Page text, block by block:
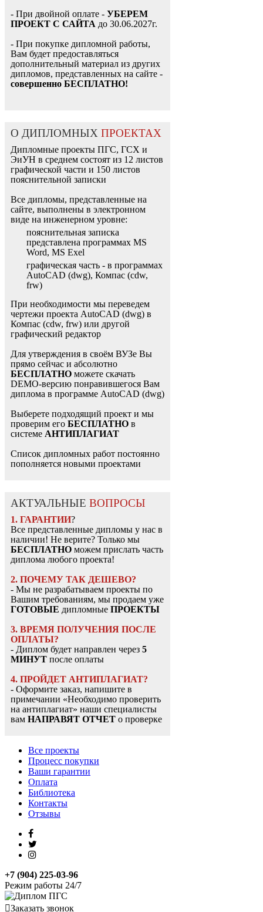
- При двойной оплате - УБЕРЕМ
ПРОЕКТ С САЙТА до 30.06.2027г.
- При покупке дипломной работы,
Вам будет предоставляться
дополнительный материал из других
дипломов, представленных на сайте -
совершенно БЕСПЛАТНО!
О ДИПЛОМНЫХ ПРОЕКТАХ
Дипломные проекты ПГС, ГСХ и
ЭиУН в среднем состоят из 12 листов
графической части и 150 листов
пояснительной записки
Все дипломы, представленные на
сайте, выполнены в электронном
виде на инженерном уровне:
пояснительная записка
представлена программах MS
Word, MS Exel
графическая часть - в программах
AutoCAD (dwg), Компас (cdw,
frw)
При необходимости мы переведем
чертежи проекта AutoCAD (dwg) в
Компас (cdw, frw) или другой
графический редактор
Для утверждения в своём ВУЗе Вы
прямо сейчас и абсолютно
БЕСПЛАТНО можете скачать
DEMO-версию понравившегося Вам
диплома в программе AutoCAD (dwg)
Выберете подходящий проект и мы
проверим его БЕСПЛАТНО в
системе АНТИПЛАГИАТ
Список дипломных работ постоянно
пополняется новыми проектами
АКТУАЛЬНЫЕ ВОПРОСЫ
1. ГАРАНТИИ?
Все представленные дипломы у нас в
наличии! Не верите? Только мы
БЕСПЛАТНО можем прислать часть
диплома любого проекта!
2. ПОЧЕМУ ТАК ДЕШЕВО?
- Мы не разрабатываем проекты по
Вашим требованиям, мы продаем уже
ГОТОВЫЕ дипломные ПРОЕКТЫ
3. ВРЕМЯ ПОЛУЧЕНИЯ ПОСЛЕ
ОПЛАТЫ?
- Диплом будет направлен через 5
МИНУТ после оплаты
4. ПРОЙДЕТ АНТИПЛАГИАТ?
- Оформите заказ, напишите в
примечании «Необходимо проверить
на антиплагиат» наши специалисты
вам НАПРАВЯТ ОТЧЕТ о проверке
Все проекты
Процесс покупки
Ваши гарантии
Оплата
Библиотека
Контакты
Отзывы
+7 (904) 225-03-96
Режим работы 24/7
Заказать звонок